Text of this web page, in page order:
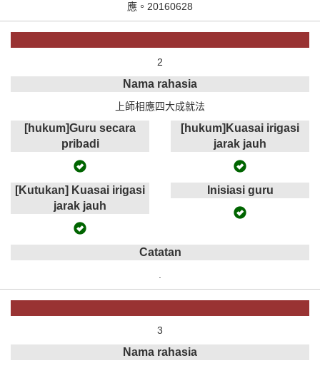
應。20160628
2
Nama rahasia
上師相應四大成就法
[hukum]Guru secara
pribadi
[hukum]Kuasai irigasi
jarak jauh
[Kutukan] Kuasai irigasi
jarak jauh
Inisiasi guru
Catatan
3
Nama rahasia